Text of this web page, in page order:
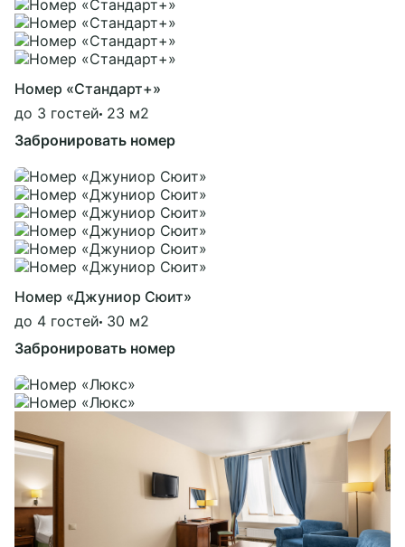
Номер «Стандарт+»
до 3 гостей 23 м2
Забронировать номер
Номер «Джуниор Сюит»
до 4 гостей 30 м2
Забронировать номер